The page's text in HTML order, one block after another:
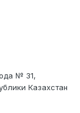
№ 31,
Казахстан